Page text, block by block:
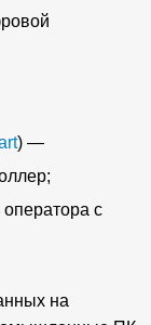
) —
с
на